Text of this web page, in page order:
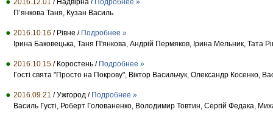
2016.12.01 / Надвірна / Подробнее »
П’янкова Таня, Кузан Василь
2016.10.16 / Рівне / Подробнее »
Ірина Баковецька, Таня П'янкова, Андрій Пермяков, Ірина Мельник, Тата
2016.10.15 / Коростень / Подробнее »
Гості свята "Просто на Покрову", Віктор Васильчук, Олександр Косенко,
2016.09.21 / Ужгород / Подробнее »
Василь Густі, Роберт Голованенко, Володимир Товтин, Сергій Федака,